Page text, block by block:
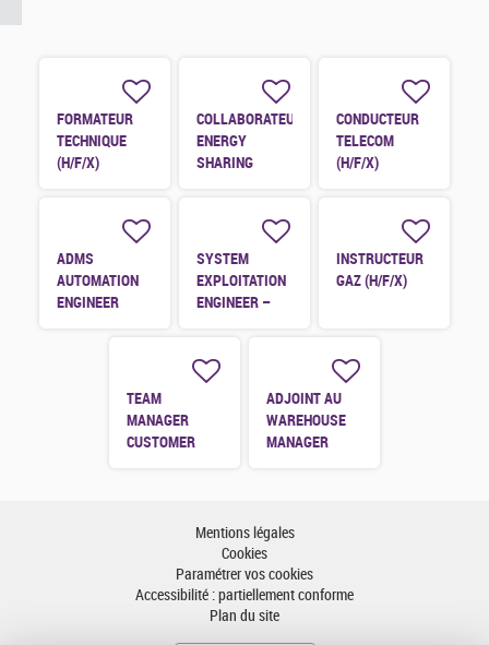
FORMATEUR
TECHNIQUE
(H/F/X)
COLLABORATEUR
ENERGY
SHARING
CONDUCTEUR
TELECOM
(H/F/X)
ADMS
AUTOMATION
ENGINEER
SYSTEM
EXPLOITATION
ENGINEER –
(H/F/X)
INSTRUCTEUR
GAZ (H/F/X)
TEAM
MANAGER
CUSTOMER
ADJOINT AU
WAREHOUSE
MANAGER
Mentions légales
Cookies
Paramétrer vos cookies
Accessibilité : partiellement conforme
Plan du site